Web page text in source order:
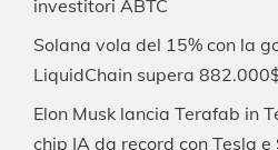
investitori ABTC
Solana vola del 15% con la
LiquidChain supera
Elon Musk lancia Terafab in
chip IA da record con Tesla e